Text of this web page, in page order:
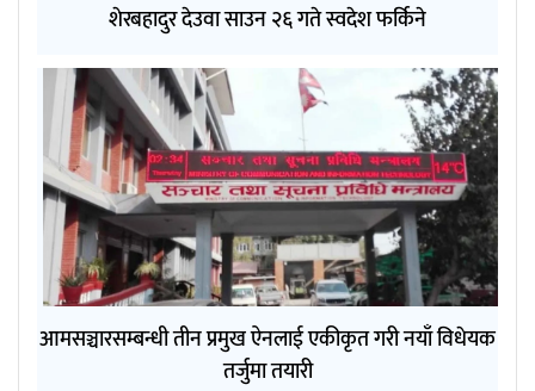
शेरबहादुर देउवा साउन २६ गते स्वदेश फर्किने
आमसञ्चारसम्बन्धी तीन प्रमुख ऐनलाई एकीकृत गरी नयाँ विधेयक
तर्जुमा तयारी